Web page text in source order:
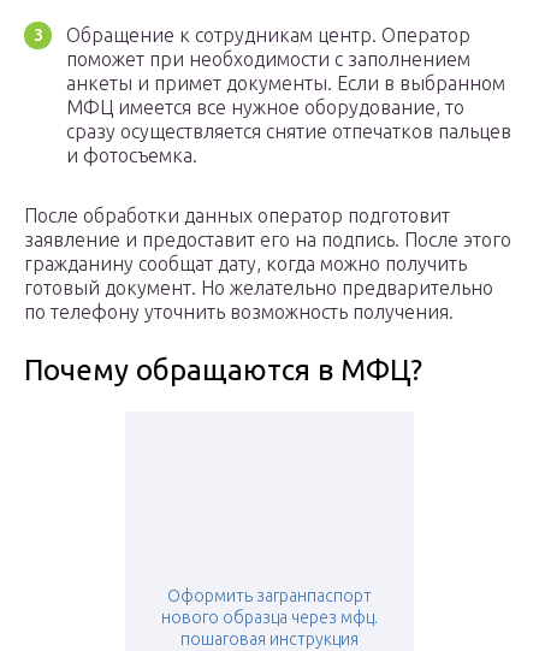
Обращение к сотрудникам центр. Оператор
поможет при необходимости с заполнением
анкеты и примет документы. Если в выбранном
МФЦ имеется все нужное оборудование, то
сразу осуществляется снятие отпечатков пальцев
и фотосъемка.
После обработки данных оператор подготовит
заявление и предоставит его на подпись. После этого
гражданину сообщат дату, когда можно получить
готовый документ. Но желательно предварительно
по телефону уточнить возможность получения.
Почему обращаются в МФЦ?
Оформить загранпаспорт
нового образца через мфц.
пошаговая инструкция